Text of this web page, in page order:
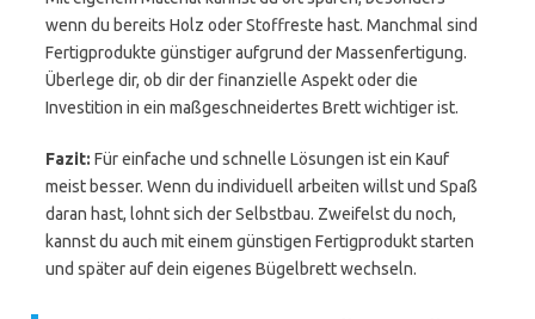
wenn du bereits Holz oder Stoffreste hast. Manchmal sind
Fertigprodukte günstiger aufgrund der Massenfertigung.
Überlege dir, ob dir der finanzielle Aspekt oder die
Investition in ein maßgeschneidertes Brett wichtiger ist.
Fazit: Für einfache und schnelle Lösungen ist ein Kauf
meist besser. Wenn du individuell arbeiten willst und Spaß
daran hast, lohnt sich der Selbstbau. Zweifelst du noch,
kannst du auch mit einem günstigen Fertigprodukt starten
und später auf dein eigenes Bügelbrett wechseln.